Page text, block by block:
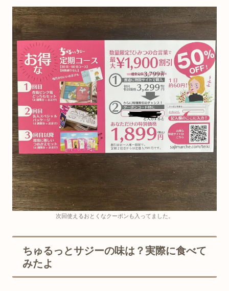
次回使えるおとくなクーポンも入ってました。
ちゅるっとサジーの味は？実際に食べて
みたよ